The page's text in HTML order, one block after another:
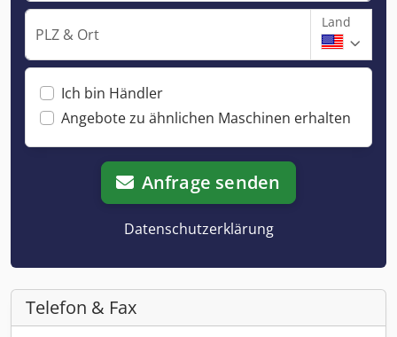
PLZ & Ort
Land
Ich bin Händler
Angebote zu ähnlichen Maschinen erhalten
Anfrage senden
Datenschutzerklärung
Telefon & Fax